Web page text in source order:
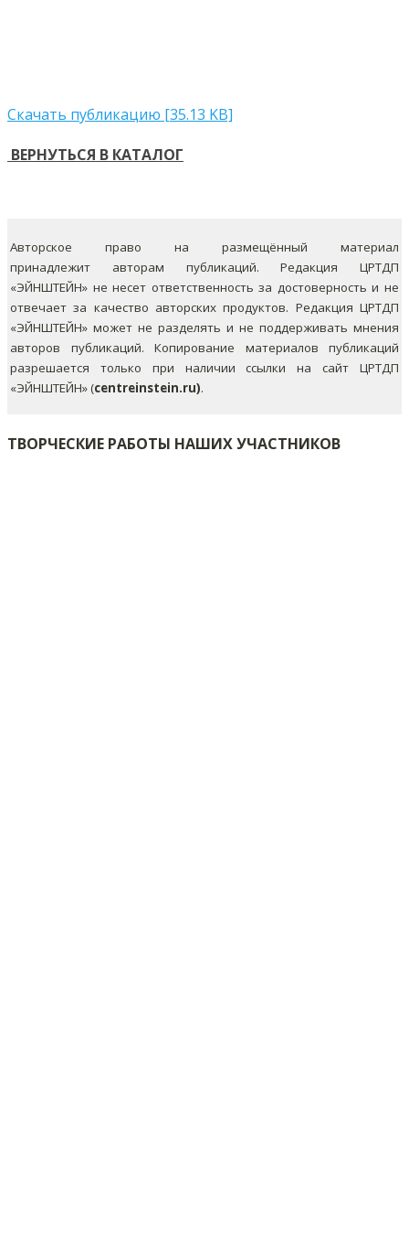
Скачать публикацию [35.13 KB]
ВЕРНУТЬСЯ В КАТАЛОГ
Авторское право на размещённый материал
принадлежит авторам публикаций. Редакция ЦРТДП
«ЭЙНШТЕЙН» не несет ответственность за достоверность и не
отвечает за качество авторских продуктов. Редакция ЦРТДП
«ЭЙНШТЕЙН» может не разделять и не поддерживать мнения
авторов публикаций. Копирование материалов публикаций
разрешается только при наличии ссылки на сайт ЦРТДП
«ЭЙНШТЕЙН» (centreinstein.ru).
ТВОРЧЕСКИЕ РАБОТЫ НАШИХ УЧАСТНИКОВ